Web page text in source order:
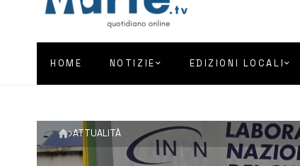
HOME NOTIZIE EDIZIONI LOCALI
ATTUALITÀ